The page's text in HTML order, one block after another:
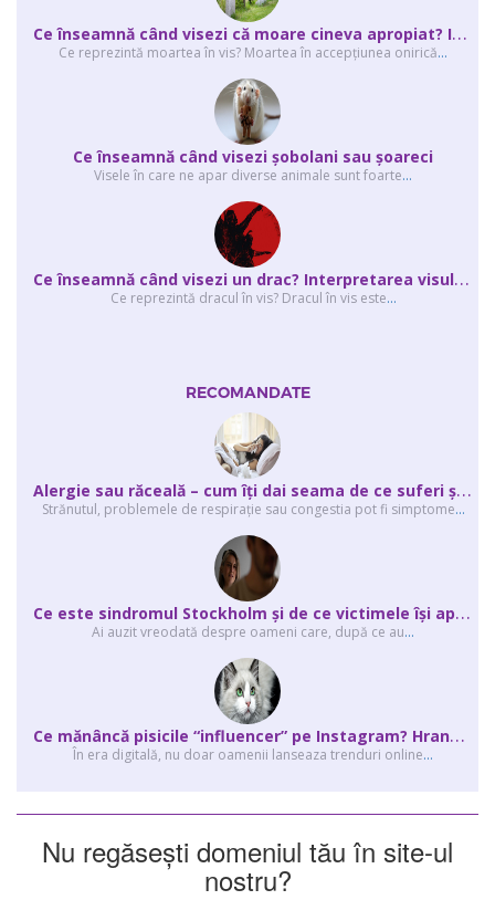
C
e înseamnă când visezi că moare cineva apropiat? Interpretarea visului în ...
Ce reprezintă moartea în vis? Moartea în accepţiunea onirică...
Ce înseamnă când visezi şobolani sau şoareci
Visele în care ne apar diverse animale sunt foarte...
C
e înseamnă când visezi un drac? Interpretarea visului în care apar unul sau...
Ce reprezintă dracul în vis? Dracul în vis este...
RECOMANDATE
A
lergie sau răceală – cum îţi dai seama de ce suferi și de ce conteaz...
Strănutul, problemele de respirație sau congestia pot fi simptome...
C
e este sindromul Stockholm și de ce victimele își apără agresorii.
Ai auzit vreodată despre oameni care, după ce au...
C
e mănâncă pisicile “influencer” pe Instagram? Hrana lor virală
În era digitală, nu doar oamenii lanseaza trenduri online...
Nu regăsești domeniul tău în site-ul
nostru?